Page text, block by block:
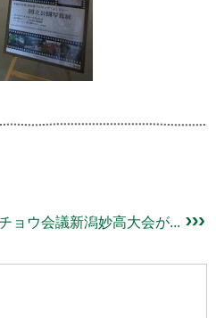
ョウ会議新潟妙高大会が...